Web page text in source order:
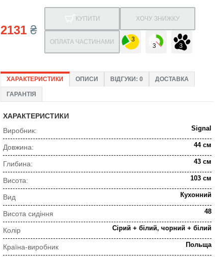
2131₴
КУПИТИ ХОЧУ ЗНИЖКУ
ОПЛАТА ЧАСТИНАМИ
ХАРАКТЕРИСТИКИ ОПИСИ ВІДГУКИ: 0 ДОСТАВКА
ГАРАНТІЯ
ХАРАКТЕРИСТИКИ
Виробник:
Signal
Довжина: 44 см
Глибина: 43 см
Висота: 103 см
Вид Кухонний
Висота сидіння 48
Колір Сірий + білий, чорний + білий
Країна-виробник Польща